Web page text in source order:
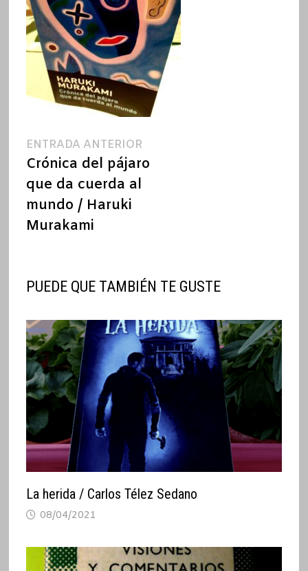
Navegación
de
entradas
ENTRADA ANTERIOREntrada
anterior:
Crónica del pájaro
que da cuerda al
mundo / Haruki
Murakami
PUEDE QUE TAMBIÉN TE GUSTE
La herida / Carlos Télez Sedano
08/04/2021